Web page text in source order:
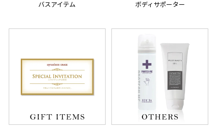
バスアイテム ボディサポーター